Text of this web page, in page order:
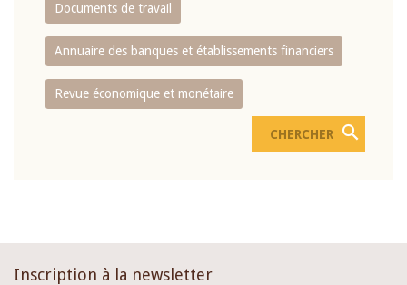
Documents de travail
Annuaire des banques et établissements financiers
Revue économique et monétaire
Inscription à la newsletter